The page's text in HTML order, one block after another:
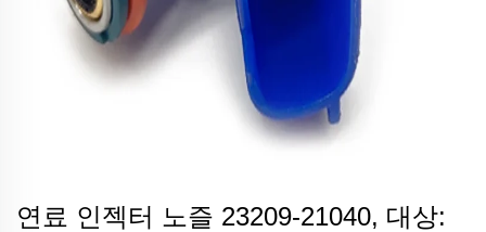
연료 인젝터 노즐 23209-21040, 대상: